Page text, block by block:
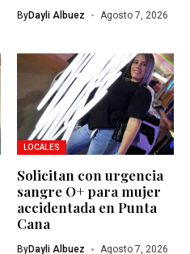
ByDayli Albuez Agosto 7, 2026
LOCALES
Solicitan con urgencia
sangre O+ para mujer
accidentada en Punta
Cana
ByDayli Albuez Agosto 7, 2026